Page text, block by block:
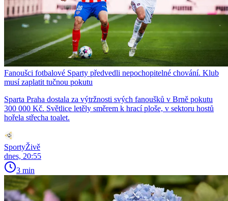
Fanoušci fotbalové Sparty předvedli nepochopitelné chování. Klub
musí zaplatit tučnou pokutu
Sparta Praha dostala za výtržnosti svých fanoušků v Brně pokutu
300 000 Kč. Světlice letěly směrem k hrací ploše, v sektoru hostů
hořela střecha toalet.
SportyŽivě
dnes, 20:55
3 min